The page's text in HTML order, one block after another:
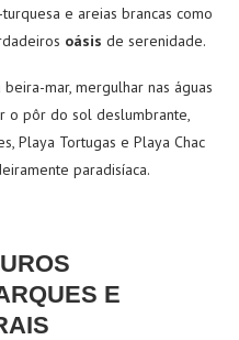
e areias brancas como
oásis de serenidade.
mar, mergulhar nas águas
o pôr do sol deslumbrante,
Playa Tortugas e Playa Chac
paradisíaca.
E